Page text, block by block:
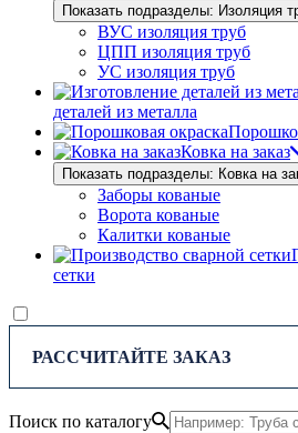
Показать подразделы: Изоляция
ВУС изоляция труб
ЦПП изоляция труб
УС изоляция труб
деталей из металла
Ковка на заказ
Показать подразделы: Ковка на
Заборы кованые
Ворота кованые
Калитки кованые
сетки
РАССЧИТАЙТЕ ЗАКАЗ
Поиск по каталогу